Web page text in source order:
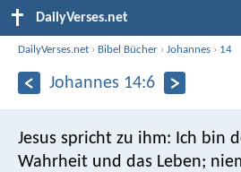
DailyVerses.net
DailyVerses.net › Bibel Bücher ›Johannes › 14
Johannes 14:6
Jesus spricht zu ihm: Ich bin
Wahrheit und das Leben;